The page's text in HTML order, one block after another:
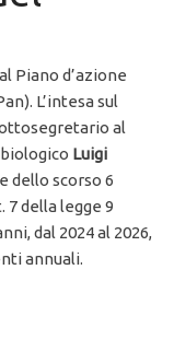
Piano d’azione
L’intesa sul
al
Luigi
dello scorso 6
7 della legge 9
dal 2024 al 2026,
annuali.